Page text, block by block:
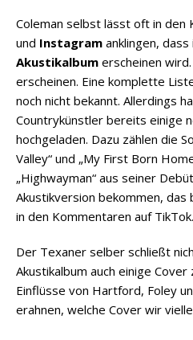
Coleman selbst lässt oft in den
und Instagram anklingen,
Akustikalbum erscheinen
erscheinen. Eine komplette
noch nicht bekannt. Allerdings
Countrykünstler bereits einige
hochgeladen. Dazu zählen die
Valley“ und „My First Born
„Highwayman“ aus seiner
Akustikversion bekommen,
in den Kommentaren auf TikTok.
Der Texaner selber schließt
Akustikalbum auch einige
Einflüsse von Hartford, Foley
erahnen, welche Cover wir